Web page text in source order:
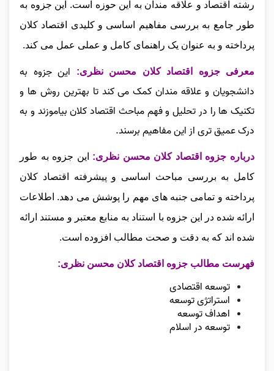
رشته اقتصاد و علاقه‌ مندان به این حوزه است. این جزوه به‌
طور جامع به بررسی مفاهیم اساسی و کلیدی اقتصاد کلان
پرداخته و به عنوان یک راهنمای کامل و عملی عمل می‌ کند.
معرفی جزوه اقتصاد کلان محسن نظری:
این جزوه به
دانشجویان و علاقه‌ مندان کمک می‌ کند تا بهترین روش‌ ها و
تکنیک‌ ها را در تحلیل و فهم مباحث اقتصاد کلان بیاموزند و به
درک عمیق‌ تری از این مفاهیم برسند.
درباره جزوه اقتصاد کلان محسن نظری:
این جزوه به‌ طور
کامل به بررسی مباحث اساسی و پیشرفته اقتصاد کلان
پرداخته و تمامی جنبه‌ های مهم را پوشش می‌ دهد. اطلاعات
ارائه‌ شده در این جزوه با استناد به منابع معتبر و مستند ارائه
شده‌ اند که به دقت و صحت مطالب افزوده است.
فهرست مطالب جزوه اقتصاد کلان محسن نظری:
توسعه اقتصادی
استراتژی توسعه
اهداف توسعه
توسعه در اسلام